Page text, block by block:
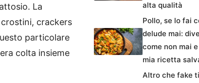
La
crackers
particolare
colta insieme
alta qualità
Pollo, se lo fai
delude mai:
come non mai
mia ricetta
Altro che fake